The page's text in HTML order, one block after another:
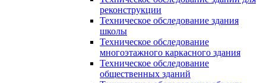
реконструкции
Техническое обследование здания
школы
Техническое обследование
многоэтажного каркасного здания
Техническое обследование
общественных зданий